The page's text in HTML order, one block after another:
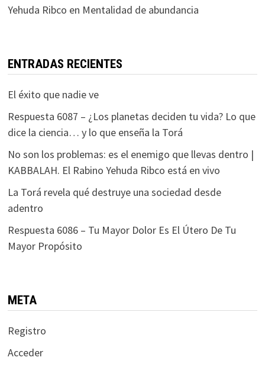
Yehuda Ribco en Mentalidad de abundancia
ENTRADAS RECIENTES
El éxito que nadie ve
Respuesta 6087 – ¿Los planetas deciden tu vida? Lo que
dice la ciencia… y lo que enseña la Torá
No son los problemas: es el enemigo que llevas dentro |
KABBALAH. El Rabino Yehuda Ribco está en vivo
La Torá revela qué destruye una sociedad desde
adentro
Respuesta 6086 – Tu Mayor Dolor Es El Útero De Tu
Mayor Propósito
META
Registro
Acceder